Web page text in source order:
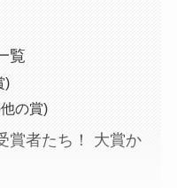
覧
)
の賞)
賞者たち！ 大賞か